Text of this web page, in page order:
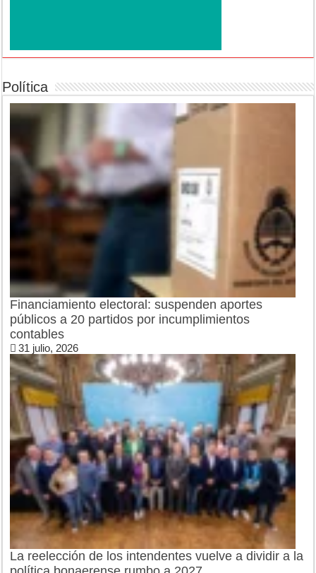
Política
Financiamiento electoral: suspenden aportes
públicos a 20 partidos por incumplimientos
contables
31 julio, 2026
La reelección de los intendentes vuelve a dividir a la